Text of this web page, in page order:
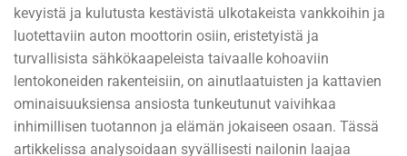
kevyistä ja kulutusta kestävistä ulkotakeista vankkoihin ja
luotettaviin auton moottorin osiin, eristetyistä ja
turvallisista sähkökaapeleista taivaalle kohoaviin
lentokoneiden rakenteisiin, on ainutlaatuisten ja kattavien
ominaisuuksiensa ansiosta tunkeutunut vaivihkaa
inhimillisen tuotannon ja elämän jokaiseen osaan. Tässä
artikkelissa analysoidaan syvällisesti nailonin laajaa